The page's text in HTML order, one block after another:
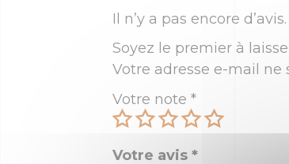
Il n’y a pas encore d’avis.
Soyez le premier à
Votre adresse e-mail ne
Votre note *
Votre avis *